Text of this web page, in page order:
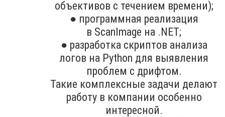
объективов с течением времени);
● программная реализация
в ScanImage на .NET;
● разработка скриптов анализа
логов на Python для выявления
проблем с дрифтом.
Такие комплексные задачи делают
работу в компании особенно
интересной.